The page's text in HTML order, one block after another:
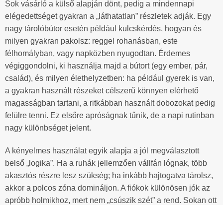
Sok vásárló a külső alapján dönt, pedig a mindennapi
elégedettséget gyakran a „láthatatlan” részletek adják. Egy
nagy tárolóbútor esetén például kulcskérdés, hogyan és
milyen gyakran pakolsz: reggel rohanásban, este
félhomályban, vagy napközben nyugodtan. Érdemes
végiggondolni, ki használja majd a bútort (egy ember, pár,
család), és milyen élethelyzetben: ha például gyerek is van,
a gyakran használt részeket célszerű könnyen elérhető
magasságban tartani, a ritkábban használt dobozokat pedig
felülre tenni. Ez elsőre apróságnak tűnik, de a napi rutinban
nagy különbséget jelent.
A kényelmes használat egyik alapja a jól megválasztott
belső „logika”. Ha a ruhák jellemzően vállfán lógnak, több
akasztós részre lesz szükség; ha inkább hajtogatva tárolsz,
akkor a polcos zóna domináljon. A fiókok különösen jók az
apróbb holmikhoz, mert nem „csúszik szét” a rend. Sokan ott